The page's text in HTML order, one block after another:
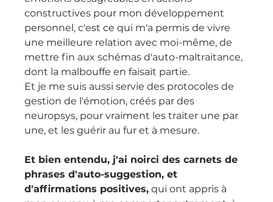
constructives pour mon développement
personnel, c'est ce qui m'a permis de vivre
une meilleure relation avec moi-même, de
mettre fin aux schémas d'auto-maltraitance,
dont la malbouffe en faisait partie.
Et je me suis aussi servie des protocoles de
gestion de l'émotion, créés par des
neuropsys, pour vraiment les traiter une par
une, et les guérir au fur et à mesure.
Et bien entendu, j'ai noirci des carnets de
phrases d'auto-suggestion, et
d'affirmations positives, qui ont appris à